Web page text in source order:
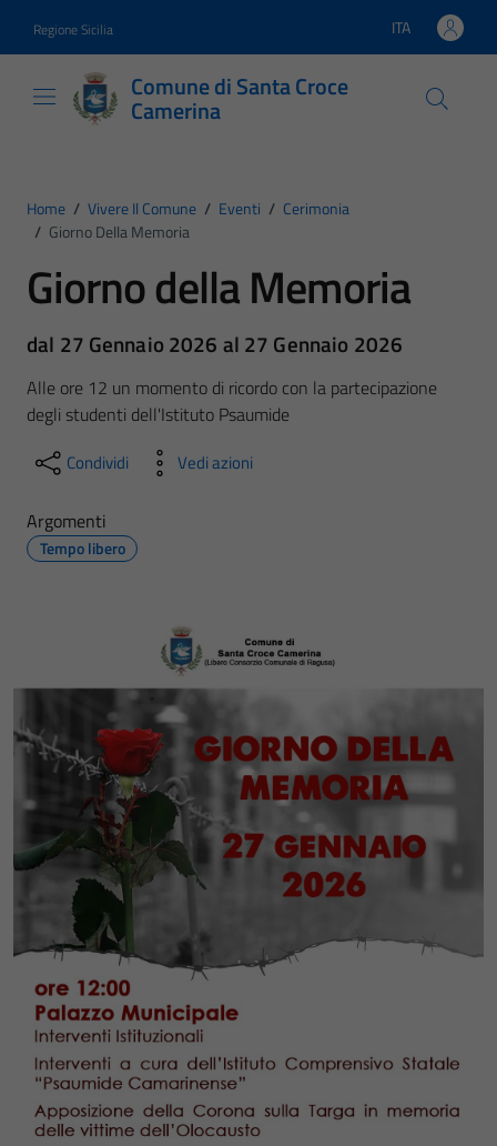
Regione Sicilia Lingua attiva:
ITA
Comune di Santa Croce
Camerina
Home / Vivere Il Comune / Eventi / Cerimonia
/ Giorno Della Memoria
Giorno della Memoria
dal 27 Gennaio 2026 al 27 Gennaio 2026
Alle ore 12 un momento di ricordo con la partecipazione
degli studenti dell'Istituto Psaumide
Condividi Vedi azioni
Argomenti
Tempo libero